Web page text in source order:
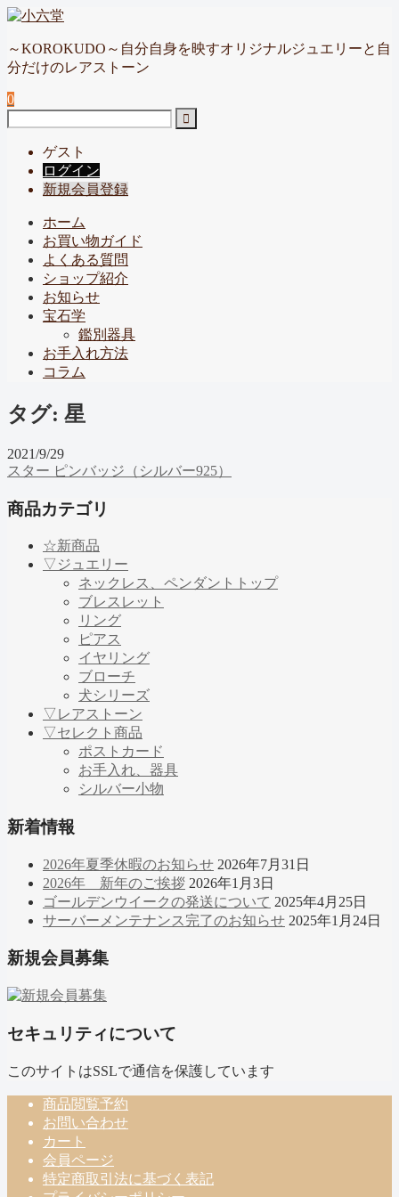
～KOROKUDO～自分自身を映すオリジナルジュエリーと自
分だけのレアストーン
0
ゲスト
ログイン
新規会員登録
ホーム
お買い物ガイド
よくある質問
ショップ紹介
お知らせ
宝石学
鑑別器具
お手入れ方法
コラム
タグ: 星
2021/9/29
スター ピンバッジ（シルバー925）
商品カテゴリ
☆新商品
▽ジュエリー
ネックレス、ペンダントトップ
ブレスレット
リング
ピアス
イヤリング
ブローチ
犬シリーズ
▽レアストーン
▽セレクト商品
ポストカード
お手入れ、器具
シルバー小物
新着情報
2026年夏季休暇のお知らせ 2026年7月31日
2026年 新年のご挨拶 2026年1月3日
ゴールデンウイークの発送について 2025年4月25日
サーバーメンテナンス完了のお知らせ 2025年1月24日
新規会員募集
セキュリティについて
このサイトはSSLで通信を保護しています
商品閲覧予約
お問い合わせ
カート
会員ページ
特定商取引法に基づく表記